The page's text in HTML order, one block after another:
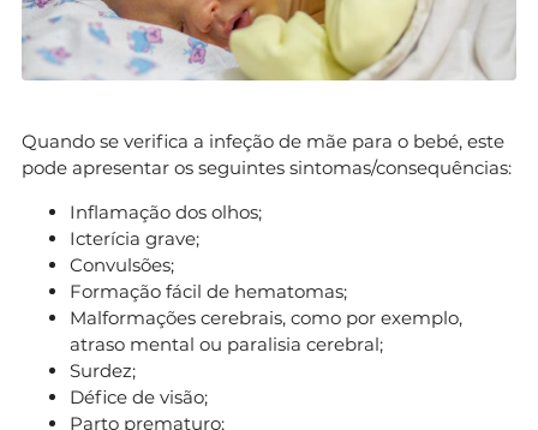
Quando se verifica a infeção de mãe para o bebé, este
pode apresentar os seguintes sintomas/consequências:
Inflamação dos olhos;
Icterícia grave;
Convulsões;
Formação fácil de hematomas;
Malformações cerebrais, como por exemplo,
atraso mental ou paralisia cerebral;
Surdez;
Défice de visão;
Parto prematuro;